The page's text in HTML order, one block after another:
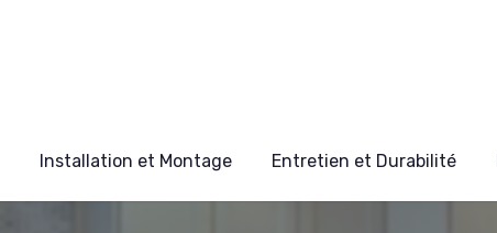
Installation et Montage Entretien et Durabilité